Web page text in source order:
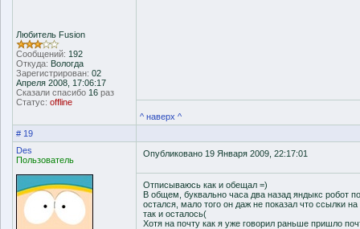
Любитель Fusion
Сообщений: 192
Откуда: Вологда
Зарегистрирован: 02
Апреля 2008, 17:06:17
Сказали спасибо 16 раз
Статус: offline
^ наверх ^
# 19
Des
Пользователь
Опубликовано 19 Января 2009, 22:17:01
Отписываюсь как и обещал =)
В общем, буквально часа два назад яндыкс робот
остался, мало того он даж не показал что ссылки
так и осталось(
Хотя на почту как я уже говорил раньше пришло